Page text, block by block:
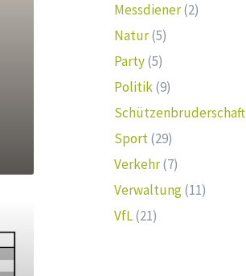
Messdiener(2)
Natur(5)
Party(5)
Politik(9)
Schützenbruderschaft
Sport(29)
Verkehr(7)
Verwaltung(11)
VfL(21)